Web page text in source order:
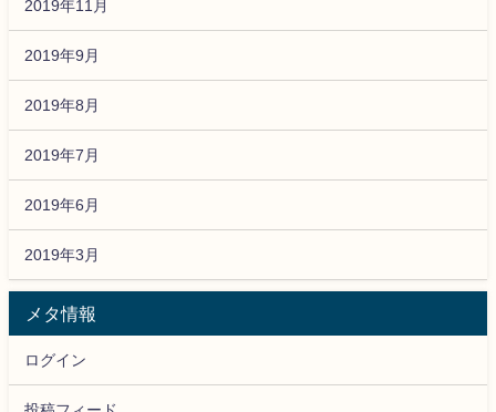
2019年11月
2019年9月
2019年8月
2019年7月
2019年6月
2019年3月
メタ情報
ログイン